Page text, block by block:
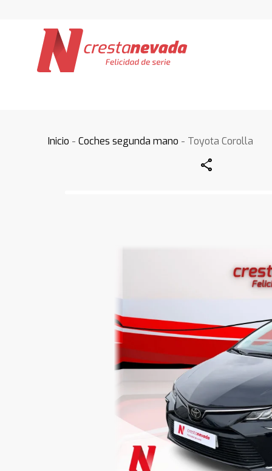
Inicio -Coches segunda mano - Toyota Corolla
Share